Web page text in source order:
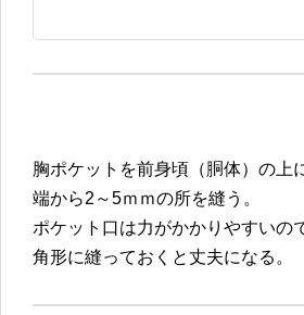
胸ポケットを前身頃（胴体）の上
端から2～5ｍｍの所を縫う。
ポケット口は力がかかりやすいの
角形に縫っておくと丈夫になる。